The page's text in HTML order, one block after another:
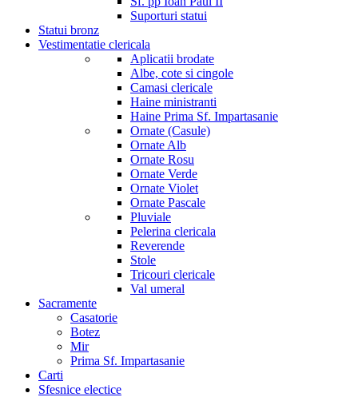
Suporturi statui
Statui bronz
Vestimentatie clericala
Aplicatii brodate
Albe, cote si cingole
Camasi clericale
Haine ministranti
Haine Prima Sf. Impartasanie
Ornate (Casule)
Ornate Alb
Ornate Rosu
Ornate Verde
Ornate Violet
Ornate Pascale
Pluviale
Pelerina clericala
Reverende
Stole
Tricouri clericale
Val umeral
Sacramente
Casatorie
Botez
Mir
Prima Sf. Impartasanie
Carti
Sfesnice electice